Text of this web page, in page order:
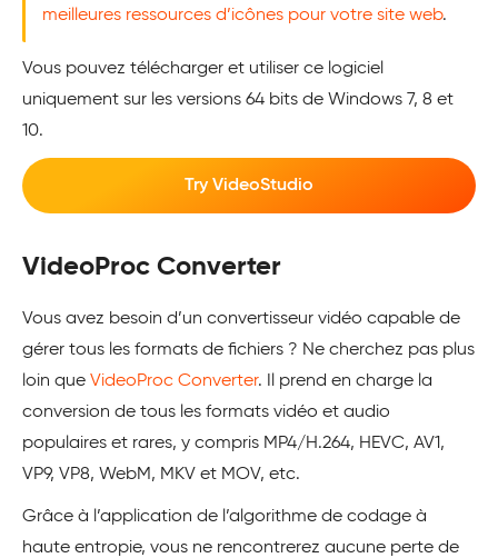
meilleures ressources d’icônes pour votre site web.
Vous pouvez télécharger et utiliser ce logiciel
uniquement sur les versions 64 bits de Windows 7, 8 et
10.
Try VideoStudio
VideoProc Converter
Vous avez besoin d’un convertisseur vidéo capable de
gérer tous les formats de fichiers ? Ne cherchez pas plus
loin que VideoProc Converter. Il prend en charge la
conversion de tous les formats vidéo et audio
populaires et rares, y compris MP4/H.264, HEVC, AV1,
VP9, VP8, WebM, MKV et MOV, etc.
Grâce à l’application de l’algorithme de codage à
haute entropie, vous ne rencontrerez aucune perte de